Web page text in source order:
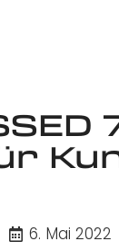
6. Mai 2022